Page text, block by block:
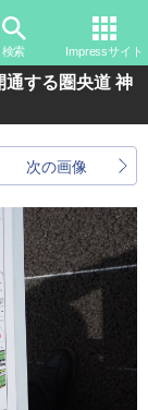
検索 Impressサイト
通する圏央道 神
次の画像